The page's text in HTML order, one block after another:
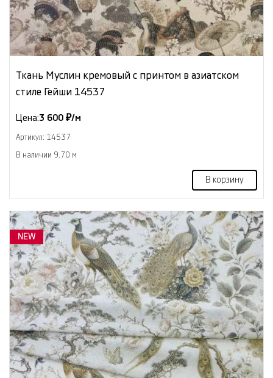
Ткань Муслин кремовый с принтом в азиатском
стиле Гейши 14537
Цена:3 600 ₽/м
Артикул: 14537
В наличии 9.70 м
В корзину
NEW